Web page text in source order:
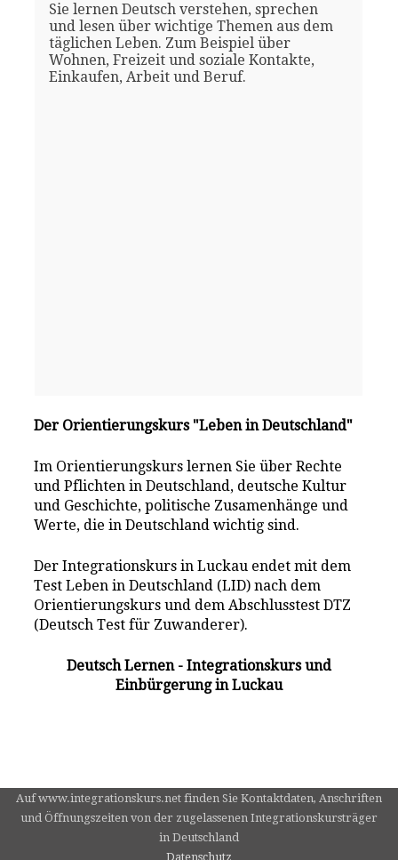
Sie lernen Deutsch verstehen, sprechen
und lesen über wichtige Themen aus dem
täglichen Leben. Zum Beispiel über
Wohnen, Freizeit und soziale Kontakte,
Einkaufen, Arbeit und Beruf.
Der Orientierungskurs "Leben in Deutschland"
Im Orientierungskurs lernen Sie über Rechte
und Pflichten in Deutschland, deutsche Kultur
und Geschichte, politische Zusamenhänge und
Werte, die in Deutschland wichtig sind.
Der Integrationskurs in Luckau endet mit dem
Test Leben in Deutschland (LID) nach dem
Orientierungskurs und dem Abschlusstest DTZ
(Deutsch Test für Zuwanderer).
Deutsch Lernen - Integrationskurs und
Einbürgerung in Luckau
Auf www.integrationskurs.net finden Sie Kontaktdaten, Anschriften
und Öffnungszeiten von der zugelassenen Integrationskursträger
in Deutschland
Datenschutz